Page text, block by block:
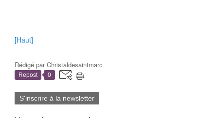
[Haut]
Rédigé parChristaldesaintmarc
Repost 0
S'inscrire à la newsletter